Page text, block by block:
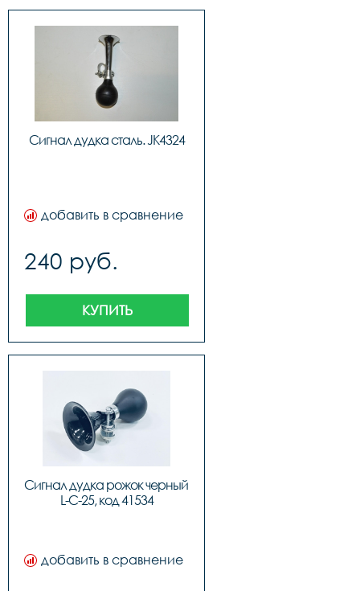
Сигнал дудка сталь. JK4324
добавить в сравнение
240 руб.
КУПИТЬ
Сигнал дудка рожок черный
L-C-25, код 41534
добавить в сравнение